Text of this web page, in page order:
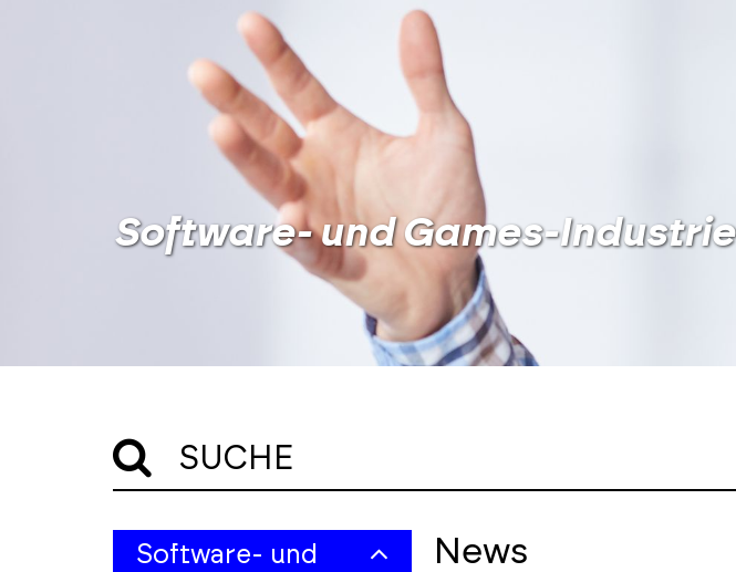
Software- und Games-Industrie
SUCHE
Skip
Skip
Software- und
News